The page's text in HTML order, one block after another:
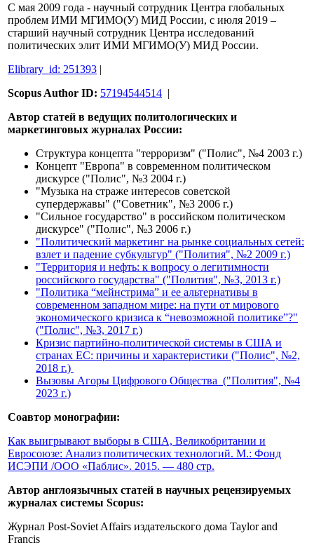
С мая 2009 года - научный сотрудник Центра глобальных
проблем ИМИ МГИМО(У) МИД России, с июля 2019 –
старший научный сотрудник Центра исследований
политических элит ИМИ МГИМО(У) МИД России.
Elibrary_id: 251393 |
Scopus Author ID: 57194544514 |
Автор статей в ведущих политологических и
маркетинговых журналах России:
Структура концепта "терроризм" ("Полис", №4 2003 г.)
Концепт "Европа" в современном политическом
дискурсе ("Полис", №3 2004 г.)
"Музыка на страже интересов советской
супердержавы" ("Советник", №3 2006 г.)
"Сильное государство" в российском политическом
дискурсе" ("Полис", №3 2006 г.)
"Политический маркетинг на рынке социальных сетей:
взлет и падение субкультур" ("Полития", №2 2009 г.)
"Территория и нефть: к вопросу о легитимности
российского государства" ("Полития", №3, 2013 г.)
"Политика “мейнстрима” и ее альтернативы в
современном западном мире: на пути от мирового
экономического кризиса к “невозможной политике”?"
("Полис", №3, 2017 г.)
Кризис партийно-политической системы в США и
странах ЕС: причины и характеристики ("Полис", №2,
2018 г.)
Вызовы Агоры Цифрового Общества ("Полития", №4
2023 г.)
Соавтор монографии:
Как выигрывают выборы в США, Великобритании и
Евросоюзе: Анализ политических технологий. М.: Фонд
ИСЭПИ /ООО «Паблис». 2015. — 480 стр.
Автор англоязычных статей в научных рецензируемых
журналах системы Scopus:
Журнал Post-Soviet Affairs издательского дома Taylor and
Francis